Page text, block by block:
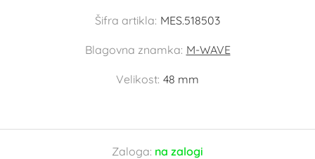
Šifra artikla: MES.518503
Blagovna znamka: M-WAVE
Velikost: 48 mm
Zaloga: na zalogi